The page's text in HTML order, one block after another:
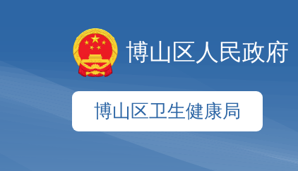
博山区人民政府
博山区卫生健康局